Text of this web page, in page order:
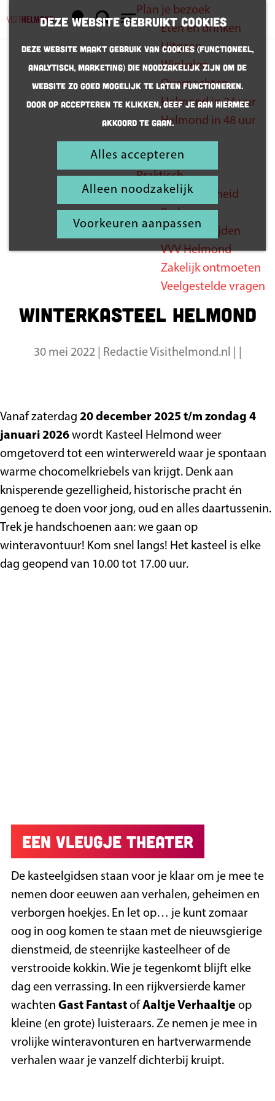
Deze website gebruikt cookies
Deze website maakt gebruik van cookies (Functioneel,
Analytisch, Marketing) die noodzakelijk zijn om de
website zo goed mogelijk te laten functioneren.
Door op accepteren te klikken, geef je aan hiermee
akkoord te gaan.
Alles accepteren
Alleen noodzakelijk
Voorkeuren aanpassen
K
a
r
t
Z
e
k
e
n
e
n
u
Plan je bezoek
Eten en drinken
Uitgaan
Winkelen
Overnachten
Helmond in 24 uur
Helmond in 48 uur
Inspiratie
Praktisch
Bereikbaarheid
Parkeren
Openingstijden
VVV Helmond
Zakelijk ontmoeten
Veelgestelde vragen
Wintermagie
in Kasteel
Helmond
Winterkasteel Helmond
30 mei 2022 Redactie Visithelmond.nl
Vanaf zaterdag 20 december 2025 t/m zondag 4
januari 2026 wordt Kasteel Helmond weer
omgetoverd tot een winterwereld waar je spontaan
warme chocomelkriebels van krijgt. Denk aan
knisperende gezelligheid, historische pracht én
genoeg te doen voor jong, oud en alles daartussenin.
Trek je handschoenen aan: we gaan op
winteravontuur! Kom snel langs! Het kasteel is elke
dag geopend van 10.00 tot 17.00 uur.
Een vleugje theater
De kasteelgidsen staan voor je klaar om je mee te
nemen door eeuwen aan verhalen, geheimen en
verborgen hoekjes. En let op… je kunt zomaar
oog in oog komen te staan met de nieuwsgierige
dienstmeid, de steenrijke kasteelheer of de
verstrooide kokkin. Wie je tegenkomt blijft elke
dag een verrassing. In een rijkversierde kamer
wachten Gast Fantast of Aaltje Verhaaltje op
kleine (en grote) luisteraars. Ze nemen je mee in
vrolijke winteravonturen en hartverwarmende
verhalen waar je vanzelf dichterbij kruipt.